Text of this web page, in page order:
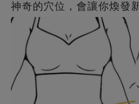
神奇的穴位，會讓你煥發